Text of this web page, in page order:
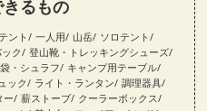
るもの
ント 一人用 山岳 ソロテント
ク
登山靴・トレッキングシューズ
・シュラフ
キャンプ用テーブル
ック ライト・ランタン 調理器具
ー 薪ストーブ
クーラーボックス